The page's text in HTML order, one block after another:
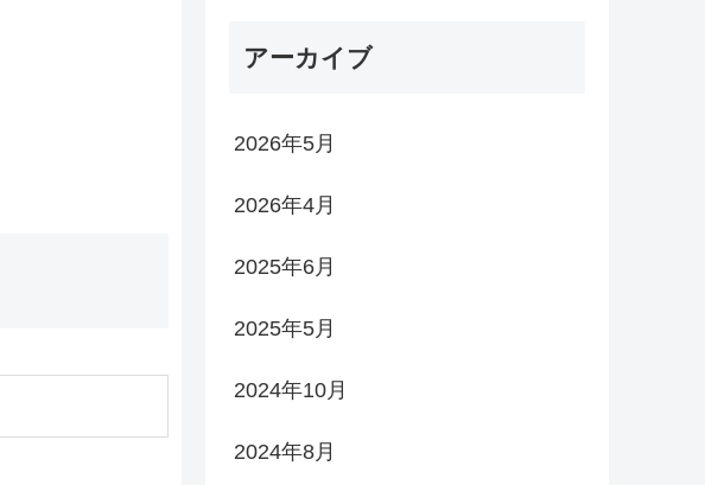
アーカイブ
2026年5月
2026年4月
2025年6月
2025年5月
2024年10月
2024年8月